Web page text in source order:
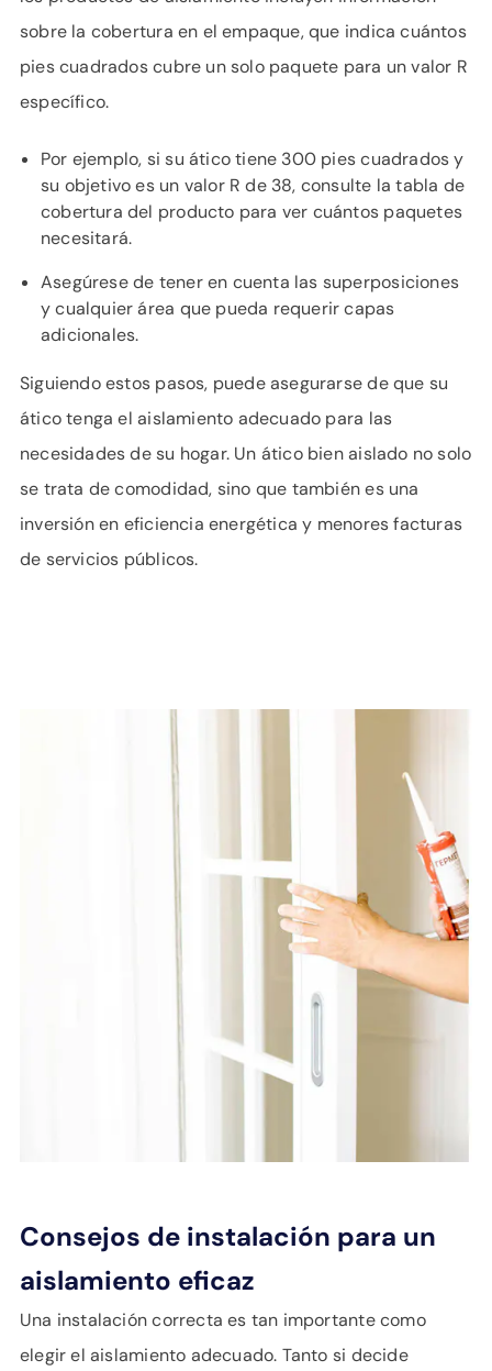
sobre la cobertura en el empaque, que indica cuántos
pies cuadrados cubre un solo paquete para un valor R
específico.
Por ejemplo, si su ático tiene 300 pies cuadrados y
su objetivo es un valor R de 38, consulte la tabla de
cobertura del producto para ver cuántos paquetes
necesitará.
Asegúrese de tener en cuenta las superposiciones
y cualquier área que pueda requerir capas
adicionales.
Siguiendo estos pasos, puede asegurarse de que su
ático tenga el aislamiento adecuado para las
necesidades de su hogar. Un ático bien aislado no solo
se trata de comodidad, sino que también es una
inversión en eficiencia energética y menores facturas
de servicios públicos.
Consejos de instalación para un
aislamiento eficaz
Una instalación correcta es tan importante como
elegir el aislamiento adecuado. Tanto si decide